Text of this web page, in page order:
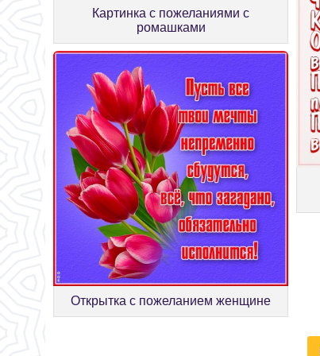
Картинка с пожеланиями с
ромашками
Открытка с пожеланием женщине